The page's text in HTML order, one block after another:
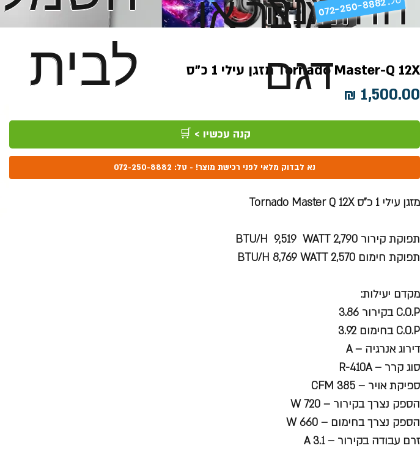
לבית
מוצר או
דגם
לבית
Tornado Master-Q 12X מזגן עילי 1 כ"ס
מחיר
קנה עכשיו > 🛒
נא לבדוק מלאי לפני רכישת מוצר! - טל: 072-250-8882
מזגן עילי 1 כ"ס Tornado Master Q 12X
תפוקת קירור BTU/H 9,519 WATT 2,790
תפוקת חימום BTU/H 8,769 WATT 2,570
מקדם יעילות:
C.O.P בקירור 3.86
C.O.P בחימום 3.92
דירוג אנרגיה – A
סוג קרר – R-410A
ספיקת אויר – CFM 385
הספק נצרך בקירור – W 720
הספק נצרך בחימום – W 660
זרם עבודה בקירור – A 3.1
072-250-8882 .